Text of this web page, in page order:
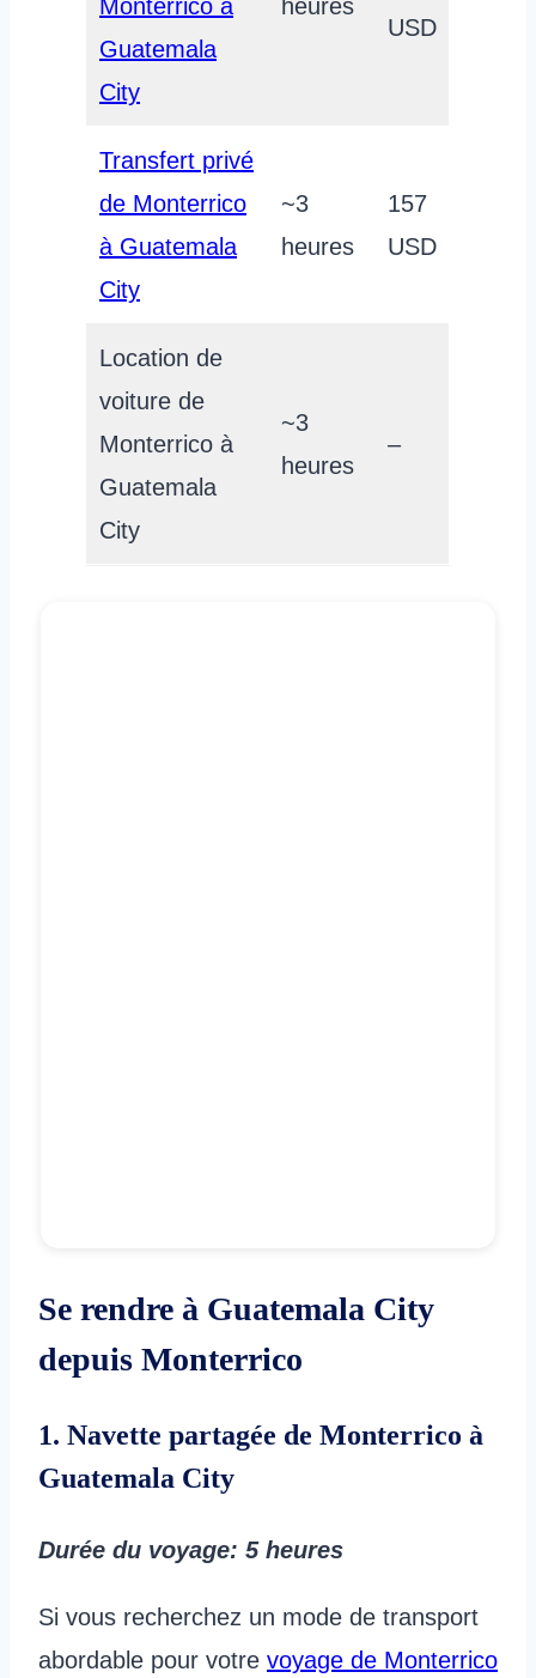
Monterrico à
Guatemala
City
heures
USD
Transfert privé
de Monterrico
à Guatemala
City
~3
heures
157
USD
Location de
voiture de
Monterrico à
Guatemala
City
~3
heures
–
Se rendre à Guatemala City
depuis Monterrico
1. Navette partagée de Monterrico à
Guatemala City
Durée du voyage: 5 heures
Si vous recherchez un mode de transport
abordable pour votre voyage de Monterrico